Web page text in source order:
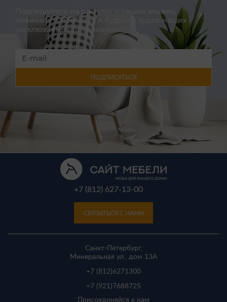
Подпишитесь на расылку о наших акциях,
новинках и новостях и будьте в курсе наших
эксклюзивных предложений!
ПОДПИСАТЬСЯ
+7 (812) 627-13-00
СВЯЗАТЬСЯ С НАМИ
Санкт-Петербург,
Минеральная ул., дом 13A
+7 (812)6271300
+7 (921) 7688725
Присоединяйся к нам